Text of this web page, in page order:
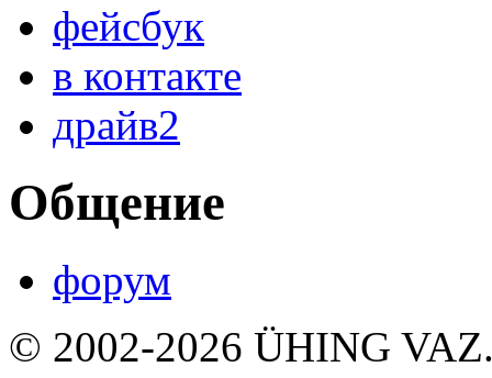
фейсбук
в контакте
драйв2
Общение
форум
© 2002-2026 ÜHING